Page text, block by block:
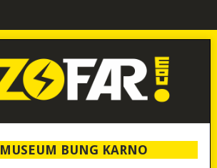
MUSEUM BUNG KARNO